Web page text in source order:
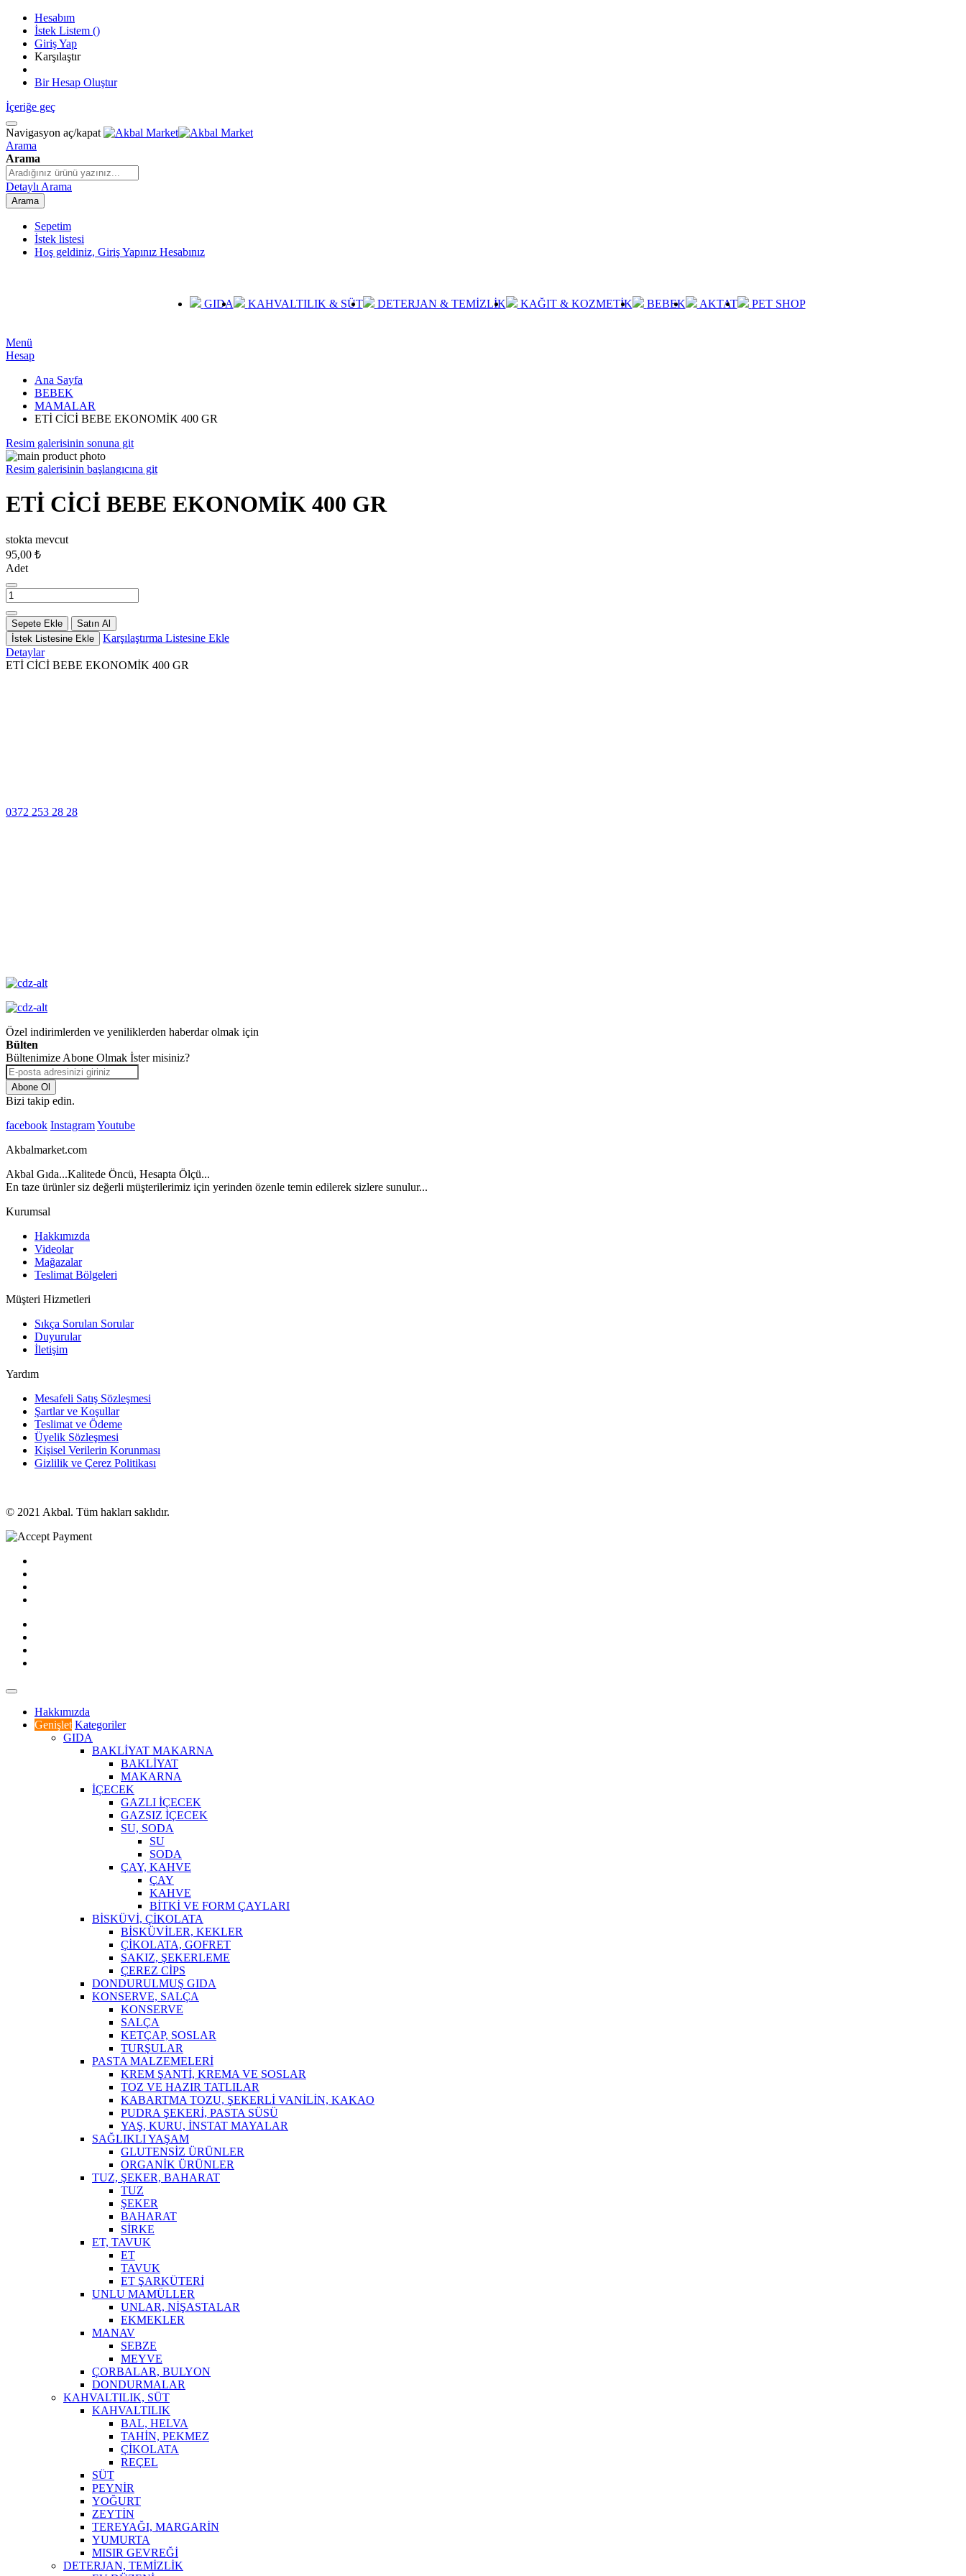
Hesabım
İstek Listem ()
Giriş Yap
Karşılaştır
Bir Hesap Oluştur
İçeriğe geç
Navigasyon aç/kapat
Arama
Arama
Detaylı Arama
Arama
Sepetim
İstek listesi
Hoş geldiniz, Giriş Yapınız Hesabınız
GIDA KAHVALTILIK & SÜT DETERJAN & TEMİZLİK KAĞIT & KOZMETİK BEBEK AKTAT PET SHOP
Menü
Hesap
Ana Sayfa
BEBEK
MAMALAR
ETİ CİCİ BEBE EKONOMİK 400 GR
Resim galerisinin sonuna git
Resim galerisinin başlangıcına git
ETİ CİCİ BEBE EKONOMİK 400 GR
stokta mevcut
95,00 ₺
Adet
Sepete Ekle
Satın Al
İstek Listesine Ekle
Karşılaştırma Listesine Ekle
Detaylar
ETİ CİCİ BEBE EKONOMİK 400 GR
0372 253 28 28
Özel indirimlerden ve yeniliklerden haberdar olmak için
Bülten
Bültenimize Abone Olmak İster misiniz?
Abone Ol
Bizi takip edin.
facebook InstagramYoutube
Akbalmarket.com
Akbal Gıda...Kalitede Öncü, Hesapta Ölçü...
En taze ürünler siz değerli müşterilerimiz için yerinden özenle temin edilerek sizlere sunulur...
Kurumsal
Hakkımızda
Videolar
Mağazalar
Teslimat Bölgeleri
Müşteri Hizmetleri
Sıkça Sorulan Sorular
Duyurular
İletişim
Yardım
Mesafeli Satış Sözleşmesi
Şartlar ve Koşullar
Teslimat ve Ödeme
Üyelik Sözleşmesi
Kişisel Verilerin Korunması
Gizlilik ve Çerez Politikası
© 2021 Akbal. Tüm hakları saklıdır.
Hakkımızda
Genişlet Kategoriler
GIDA
BAKLİYAT MAKARNA
BAKLİYAT
MAKARNA
İÇECEK
GAZLI İÇECEK
GAZSIZ İÇECEK
SU, SODA
SU
SODA
ÇAY, KAHVE
ÇAY
KAHVE
BİTKİ VE FORM ÇAYLARI
BİSKÜVİ, ÇİKOLATA
BİSKÜVİLER, KEKLER
ÇİKOLATA, GOFRET
SAKIZ, ŞEKERLEME
ÇEREZ CİPS
DONDURULMUŞ GIDA
KONSERVE, SALÇA
KONSERVE
SALÇA
KETÇAP, SOSLAR
TURŞULAR
PASTA MALZEMELERİ
KREM ŞANTİ, KREMA VE SOSLAR
TOZ VE HAZIR TATLILAR
KABARTMA TOZU, ŞEKERLİ VANİLİN, KAKAO
PUDRA ŞEKERİ, PASTA SÜSÜ
YAŞ, KURU, İNSTAT MAYALAR
SAĞLIKLI YAŞAM
GLUTENSİZ ÜRÜNLER
ORGANİK ÜRÜNLER
TUZ, ŞEKER, BAHARAT
TUZ
ŞEKER
BAHARAT
SİRKE
ET, TAVUK
ET
TAVUK
ET ŞARKÜTERİ
UNLU MAMÜLLER
UNLAR, NİŞASTALAR
EKMEKLER
MANAV
SEBZE
MEYVE
ÇORBALAR, BULYON
DONDURMALAR
KAHVALTILIK, SÜT
KAHVALTILIK
BAL, HELVA
TAHİN, PEKMEZ
ÇİKOLATA
REÇEL
SÜT
PEYNİR
YOĞURT
ZEYTİN
TEREYAĞI, MARGARİN
YUMURTA
MISIR GEVREĞİ
DETERJAN, TEMİZLİK